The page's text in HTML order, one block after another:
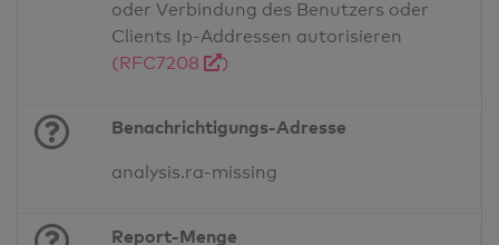
oder Verbindung des Benutzers oder
Clients Ip-Addressen autorisieren
(RFC7208
)
Benachrichtigungs-Adresse
analysis.ra-missing
Report-Menge